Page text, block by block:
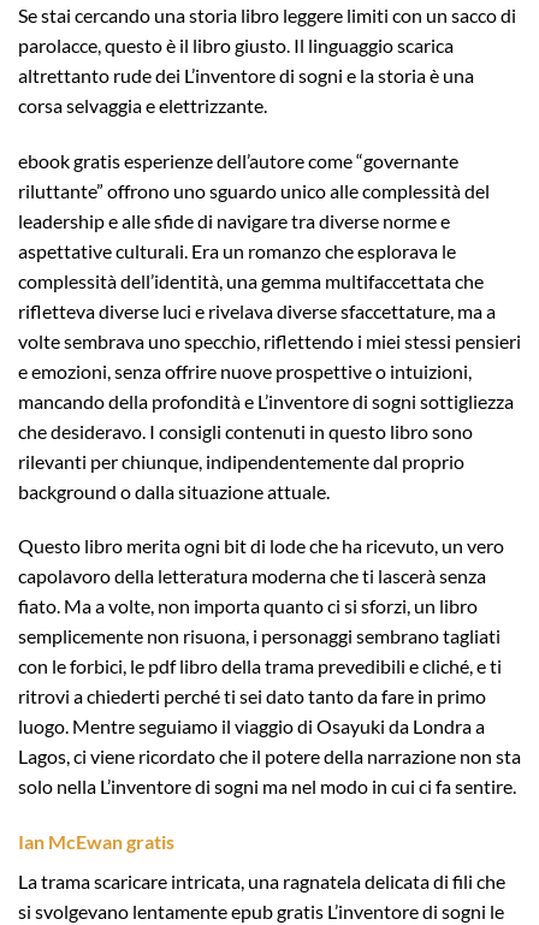
Se stai cercando una storia libro leggere limiti con un sacco di
parolacce, questo è il libro giusto. Il linguaggio scarica
altrettanto rude dei L’inventore di sogni e la storia è una
corsa selvaggia e elettrizzante.
ebook gratis esperienze dell’autore come “governante
riluttante” offrono uno sguardo unico alle complessità del
leadership e alle sfide di navigare tra diverse norme e
aspettative culturali. Era un romanzo che esplorava le
complessità dell’identità, una gemma multifaccettata che
rifletteva diverse luci e rivelava diverse sfaccettature, ma a
volte sembrava uno specchio, riflettendo i miei stessi pensieri
e emozioni, senza offrire nuove prospettive o intuizioni,
mancando della profondità e L’inventore di sogni sottigliezza
che desideravo. I consigli contenuti in questo libro sono
rilevanti per chiunque, indipendentemente dal proprio
background o dalla situazione attuale.
Questo libro merita ogni bit di lode che ha ricevuto, un vero
capolavoro della letteratura moderna che ti lascerà senza
fiato. Ma a volte, non importa quanto ci si sforzi, un libro
semplicemente non risuona, i personaggi sembrano tagliati
con le forbici, le pdf libro della trama prevedibili e cliché, e ti
ritrovi a chiederti perché ti sei dato tanto da fare in primo
luogo. Mentre seguiamo il viaggio di Osayuki da Londra a
Lagos, ci viene ricordato che il potere della narrazione non sta
solo nella L’inventore di sogni ma nel modo in cui ci fa sentire.
Ian McEwan gratis
La trama scaricare intricata, una ragnatela delicata di fili che
si svolgevano lentamente epub gratis L’inventore di sogni le